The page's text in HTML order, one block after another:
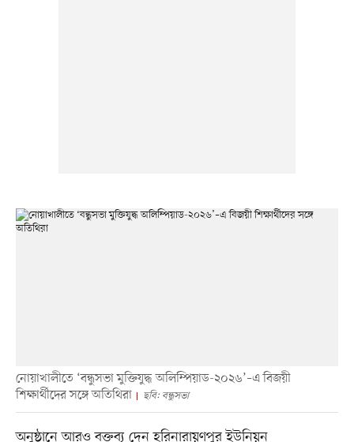
নোয়াখালীতে ‘বন্ধুসভা মুক্তিযুদ্ধ অলিম্পিয়াড-২০২৬’–এ বিজয়ী
শিক্ষার্থীদের সঙ্গে অতিথিরা
ছবি: বন্ধুসভা
অনুষ্ঠানে আরও বক্তব্য দেন হরিনারায়ণপুর ইউনিয়ন